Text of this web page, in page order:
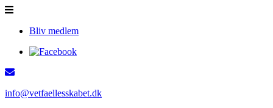
Bliv medlem
info@vetfaellesskabet.dk